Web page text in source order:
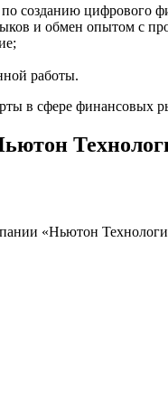
созданию цифрового
и обмен опытом с
работы.
в сфере финансовых
«Ньютон